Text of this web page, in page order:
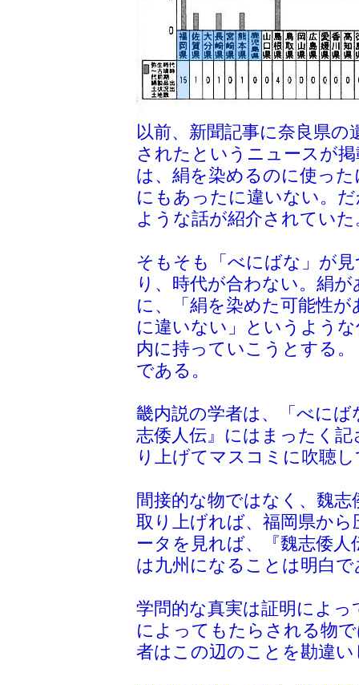
以前、新聞記事に奈良県
されたというニュースが
は、絹を染めるのに使っ
にもあったに違いない。
ような話が紹介されていた
そもそも「べにばな」が
り、時代が合わない。絹
に、「絹を染めた可能性
に違いない」というよう
内に持っていこうとする
である。
畿内説の学者は、「べに
志倭人伝』にはまったく
り上げてマスコミに吹聴
間接的な物ではなく、魏
取り上げれば、福岡県か
ータを見れば、『魏志倭
は九州になることは明白で
学問的な真実は証明によ
によってもたらされる物
者はこの辺のことを勘違